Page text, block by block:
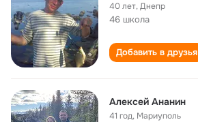
40 лет,Днепр
46 школа
Добавить в друзья
Алексей Ананин
41 год, Мариуполь